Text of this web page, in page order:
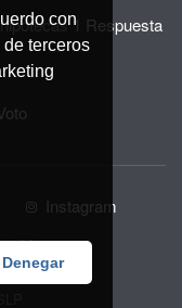
con
terceros
Denegar
1 Respuesta
Instagram